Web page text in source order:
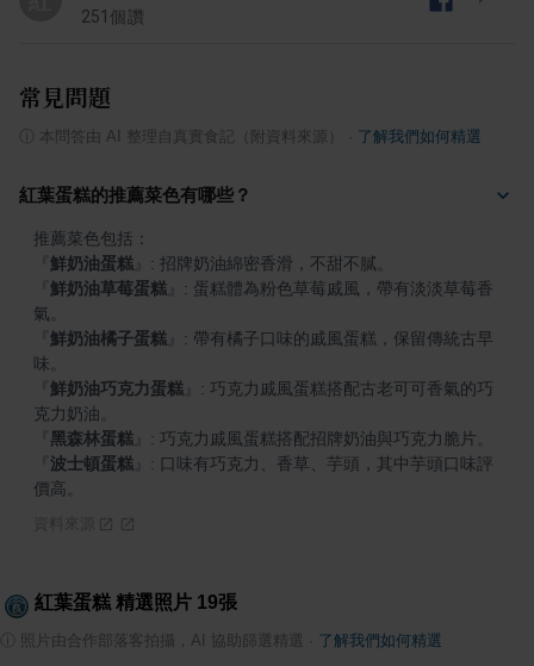
251 個讚
常見問題
本問答由 AI 整理自真實食記（附資料來源） 了解我們如何精選
紅葉蛋糕的推薦菜色有哪些？
鮮奶油蛋糕
鮮奶油草莓蛋糕
: 蛋糕體為粉色草莓戚風，帶有淡淡草莓香
鮮奶油橘子蛋糕
: 帶有橘子口味的戚風蛋糕，保留傳統古早
鮮奶油巧克力蛋糕
: 巧克力戚風蛋糕搭配古老可可香氣的巧
黑森林蛋糕
波士頓蛋糕
: 口味有巧克力、香草、芋頭，其中芋頭口味評
價高。
紅葉蛋糕 精選照片 19張
照片由合作部落客拍攝，AI 協助篩選精選 了解我們如何精選